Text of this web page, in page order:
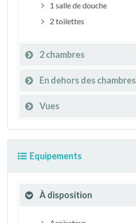
1 salle de douche
2 toilettes
2 chambres
En dehors des chambres
Vues
Equipements
À disposition